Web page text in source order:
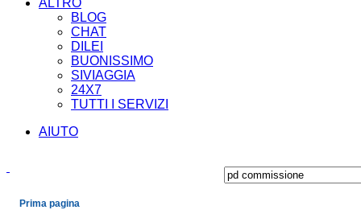
ALTRO
BLOG
CHAT
DILEI
BUONISSIMO
SIVIAGGIA
24X7
TUTTI I SERVIZI
AIUTO
Prima pagina